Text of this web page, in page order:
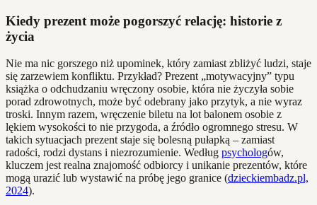
Kiedy prezent może pogorszyć relację: historie z
życia
Nie ma nic gorszego niż upominek, który zamiast zbliżyć ludzi, staje
się zarzewiem konfliktu. Przykład? Prezent „motywacyjny” typu
książka o odchudzaniu wręczony osobie, która nie życzyła sobie
porad zdrowotnych, może być odebrany jako przytyk, a nie wyraz
troski. Innym razem, wręczenie biletu na lot balonem osobie z
lękiem wysokości to nie przygoda, a źródło ogromnego stresu. W
takich sytuacjach prezent staje się bolesną pułapką – zamiast
radości, rodzi dystans i niezrozumienie. Według psychologów,
kluczem jest realna znajomość odbiorcy i unikanie prezentów, które
mogą urazić lub wystawić na próbę jego granice (dzieckiembadz.pl,
2024).